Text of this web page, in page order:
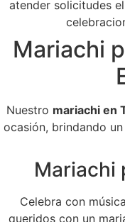
atender solicitudes
Mariachi
Nuestro mariachi en
ocasión, brindando
Mariachi
Celebra con
queridos con un